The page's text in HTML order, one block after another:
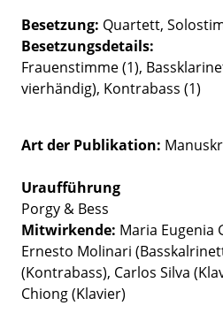
Besetzung Quartett
Besetzungsdetails
Frauenstimme (1),
vierhändig), Kontrabass (1)
Art der Publikation
Uraufführung
Porgy & Bess
Mitwirkende: Maria Eugenia
Ernesto Molinari
(Kontrabass), Carlos Silva
Chiong (Klavier)